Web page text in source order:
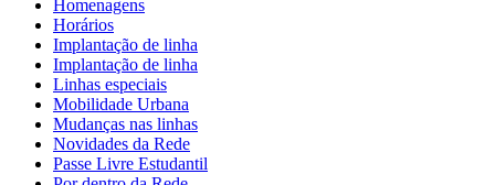
Homenagens
Horários
Implantação de linha
Implantação de linha
Linhas especiais
Mobilidade Urbana
Mudanças nas linhas
Novidades da Rede
Passe Livre Estudantil